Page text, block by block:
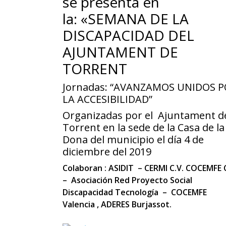
la: «SEMANA DE LA
DISCAPACIDAD DEL
AJUNTAMENT DE
TORRENT
Jornadas: “AVANZAMOS UNIDOS
LA ACCESIBILIDAD”
Organizadas por el Ajuntament
Torrent en la sede de la Casa de la
Dona del municipio el día 4 de
diciembre del 2019
Colaboran : ASIDIT – CERMI C.V. COCEMFE
– Asociación Red Proyecto Social
Discapacidad Tecnología – COCEMFE
Valencia , ADERES Burjassot.